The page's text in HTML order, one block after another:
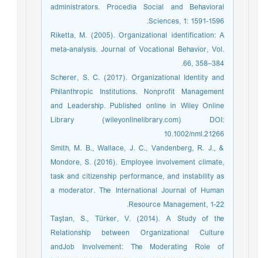
administrators. Procedia Social and Behavioral
Sciences, 1: 1591-1596.
Riketta, M. (2005). Organizational identification: A
meta-analysis. Journal of Vocational Behavior, Vol.
66, 358–384.
Scherer, S. C. (2017). Organizational Identity and
Philanthropic Institutions. Nonprofit Management
and Leadership. Published online in Wiley Online
Library (wileyonlinelibrary.com) DOI:
10.1002/nml.21266
Smith, M. B., Wallace, J. C., Vandenberg, R. J., &
Mondore, S. (2016). Employee involvement climate,
task and citizenship performance, and instability as
a moderator. The International Journal of Human
Resource Management, 1-22.
Taştan, S., Türker, V. (2014). A Study of the
Relationship between Organizational Culture
andJob Involvement: The Moderating Role of